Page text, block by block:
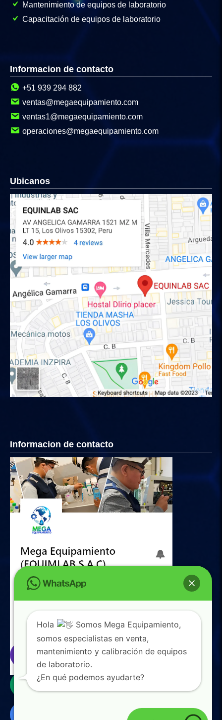
Mantenimiento de equipos de laboratorio
Capacitación de equipos de laboratorio
Informacion de contacto
+51 939 294 882
ventas@megaequipamiento.com
ventas1@megaequipamiento.com
operaciones@megaequipamiento.com
Ubicanos
Informacion de contacto
Hola
Somos Mega Equipamiento,
somos especialistas en venta,
mantenimiento y calibración de equipos
de laboratorio.
¿En qué podemos ayudarte?